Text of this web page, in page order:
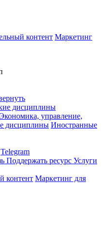
контент Маркетинг
дисциплины
управление,
дисциплины Иностранные
Telegram
Поддержать ресурс Услуги
контент Маркетинг для